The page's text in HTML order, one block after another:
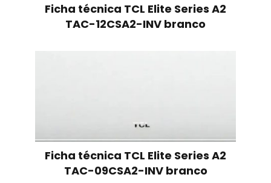
Ficha técnica TCL Elite Series A2
TAC-12CSA2-INV branco
Ficha técnica TCL Elite Series A2
TAC-09CSA2-INV branco